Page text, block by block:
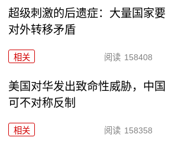
超级刺激的后遗症：大量国家要
对外转移矛盾
相关 阅读 158408
美国对华发出致命性威胁，中国
可不对称反制
相关 阅读 158358